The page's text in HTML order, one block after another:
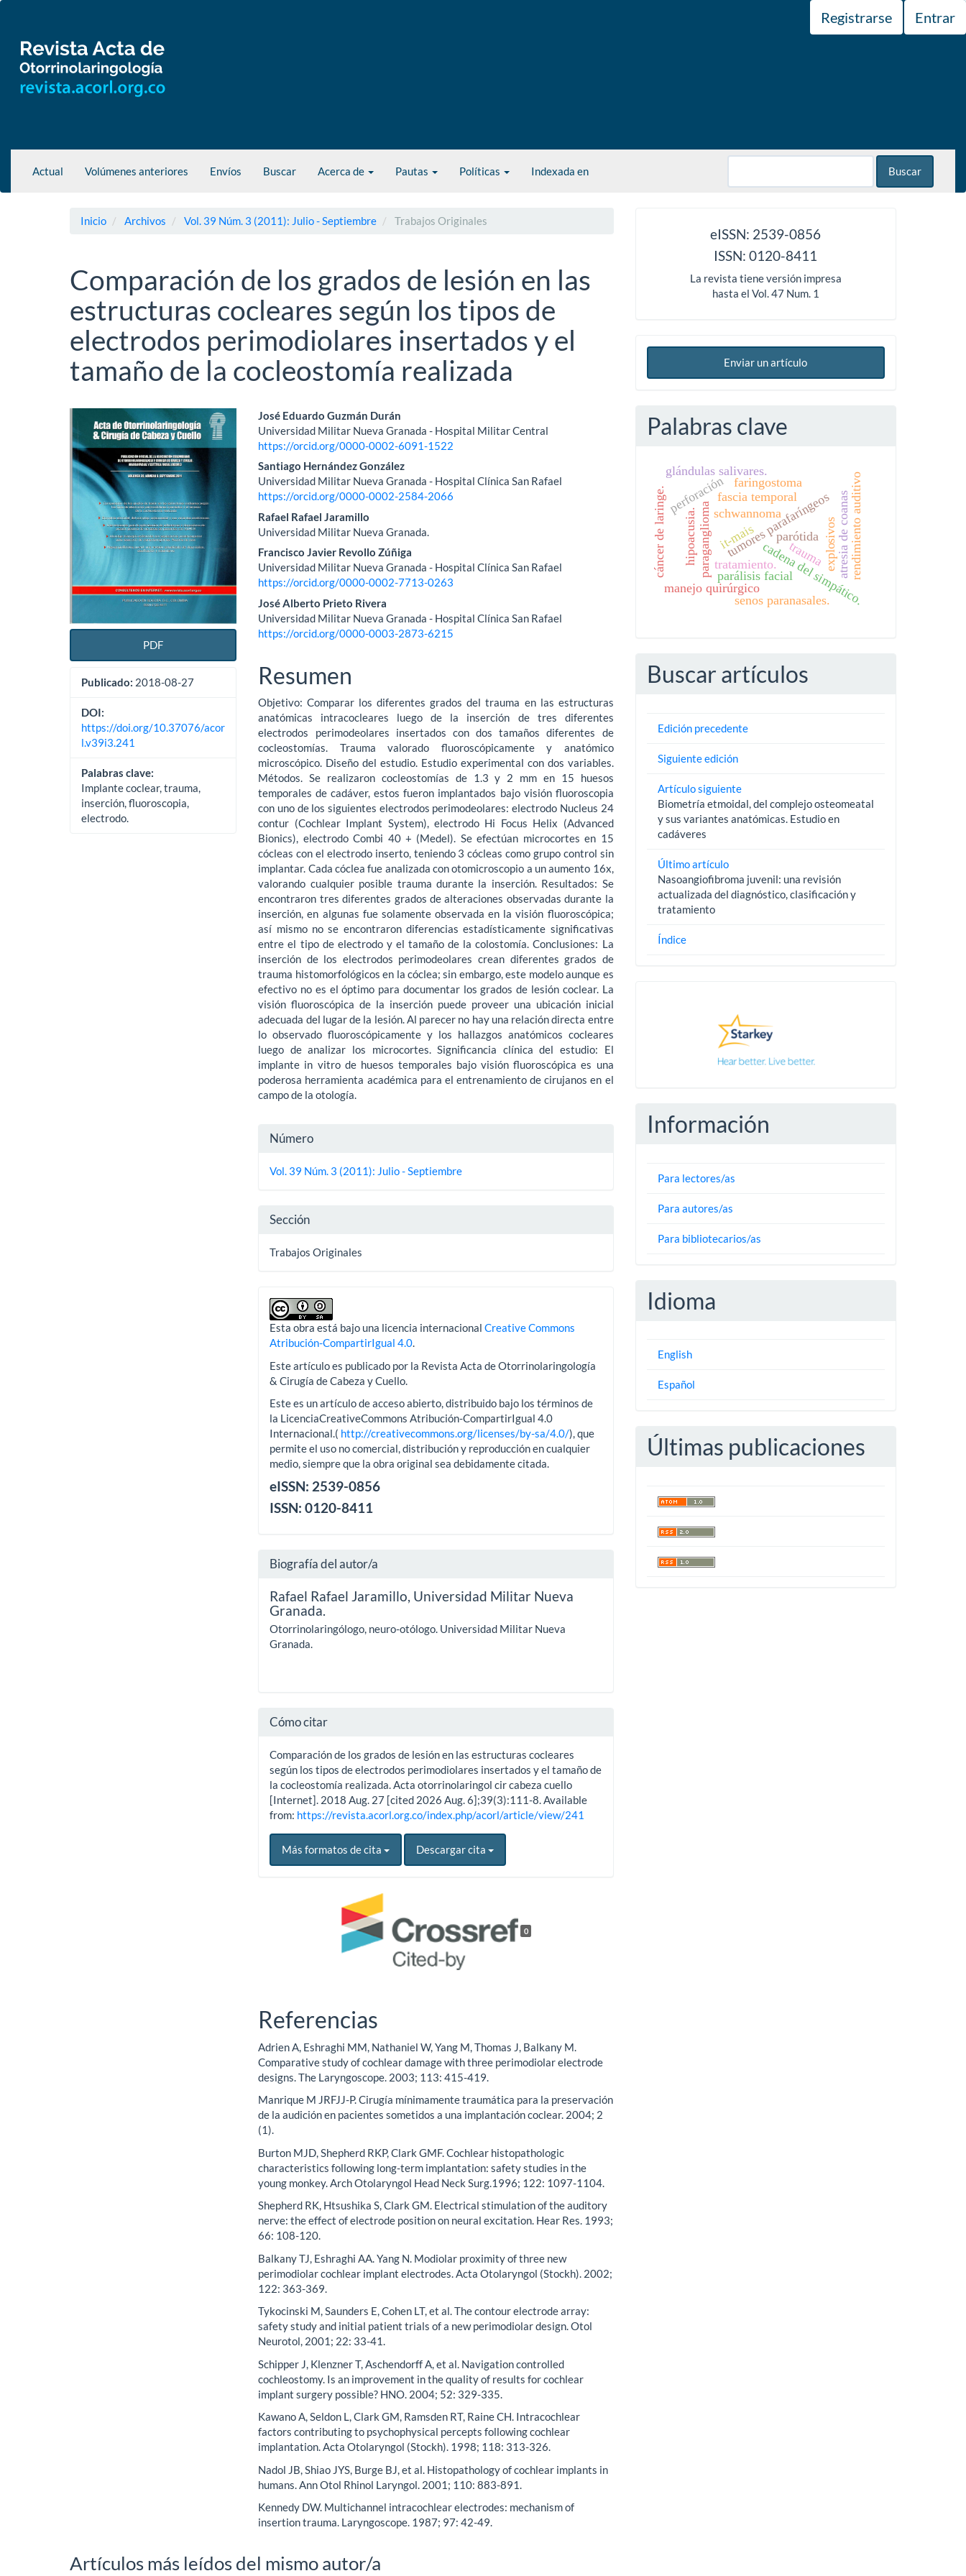
principal
Barra
lateral
Registrarse Entrar
Actual Volúmenes anteriores Envíos Buscar Acerca de Pautas Políticas Indexada en Buscar
Inicio Archivos Vol. 39 Núm. 3 (2011): Julio - Septiembre Trabajos Originales
Comparación de los grados de lesión en las
estructuras cocleares según los tipos de
electrodos perimodiolares insertados y el
tamaño de la cocleostomía realizada
Barra
lateral
del
artículo
PDF
Publicado: 2018-08-27
DOI:
https://doi.org/10.37076/acor
l.v39i3.241
Palabras clave:
Implante coclear, trauma,
inserción, fluoroscopia,
electrodo.
Contenido
principal
del
artículo
José Eduardo Guzmán Durán
Universidad Militar Nueva Granada - Hospital Militar Central
https://orcid.org/0000-0002-6091-1522
Santiago Hernández González
Universidad Militar Nueva Granada - Hospital Clínica San Rafael
https://orcid.org/0000-0002-2584-2066
Rafael Rafael Jaramillo
Universidad Militar Nueva Granada.
Francisco Javier Revollo Zúñiga
Universidad Militar Nueva Granada - Hospital Clínica San Rafael
https://orcid.org/0000-0002-7713-0263
José Alberto Prieto Rivera
Universidad Militar Nueva Granada - Hospital Clínica San Rafael
https://orcid.org/0000-0003-2873-6215
Resumen
Objetivo: Comparar los diferentes grados del trauma en las estructuras
anatómicas intracocleares luego de la inserción de tres diferentes
electrodos perimodeolares insertados con dos tamaños diferentes de
cocleostomías. Trauma valorado fluoroscópicamente y anatómico
microscópico. Diseño del estudio. Estudio experimental con dos variables.
Métodos. Se realizaron cocleostomías de 1.3 y 2 mm en 15 huesos
temporales de cadáver, estos fueron implantados bajo visión fluoroscopia
con uno de los siguientes electrodos perimodeolares: electrodo Nucleus 24
contur (Cochlear Implant System), electrodo Hi Focus Helix (Advanced
Bionics), electrodo Combi 40 + (Medel). Se efectúan microcortes en 15
cócleas con el electrodo inserto, teniendo 3 cócleas como grupo control sin
implantar. Cada cóclea fue analizada con otomicroscopio a un aumento 16x,
valorando cualquier posible trauma durante la inserción. Resultados: Se
encontraron tres diferentes grados de alteraciones observadas durante la
inserción, en algunas fue solamente observada en la visión fluoroscópica;
así mismo no se encontraron diferencias estadísticamente significativas
entre el tipo de electrodo y el tamaño de la colostomía. Conclusiones: La
inserción de los electrodos perimodeolares crean diferentes grados de
trauma histomorfológicos en la cóclea; sin embargo, este modelo aunque es
efectivo no es el óptimo para documentar los grados de lesión coclear. La
visión fluoroscópica de la inserción puede proveer una ubicación inicial
adecuada del lugar de la lesión. Al parecer no hay una relación directa entre
lo observado fluoroscópicamente y los hallazgos anatómicos cocleares
luego de analizar los microcortes. Significancia clínica del estudio: El
implante in vitro de huesos temporales bajo visión fluoroscópica es una
poderosa herramienta académica para el entrenamiento de cirujanos en el
campo de la otología.
Detalles
del
Número
Vol. 39 Núm. 3 (2011): Julio - Septiembre
Sección
Trabajos Originales
Esta obra está bajo una licencia internacionalCreative Commons
Atribución-CompartirIgual 4.0.
Este artículo es publicado por la Revista Acta de Otorrinolaringología
& Cirugía de Cabeza y Cuello.
Este es un artículo de acceso abierto, distribuido bajo los términos de
la LicenciaCreativeCommons Atribución-CompartirIgual 4.0
Internacional.( http://creativecommons.org/licenses/by-sa/4.0/), que
permite el uso no comercial, distribución y reproducción en cualquier
medio, siempre que la obra original sea debidamente citada.
eISSN: 2539-0856
ISSN: 0120-8411
Biografía del autor/a
Rafael Rafael Jaramillo, Universidad Militar Nueva
Granada.
Otorrinolaringólogo, neuro-otólogo. Universidad Militar Nueva
Granada.
Cómo citar
Comparación de los grados de lesión en las estructuras cocleares
según los tipos de electrodos perimodiolares insertados y el tamaño de
la cocleostomía realizada. Acta otorrinolaringol cir cabeza cuello
[Internet]. 2018 Aug. 27 [cited 2026 Aug. 6];39(3):111-8. Available
from: https://revista.acorl.org.co/index.php/acorl/article/view/241
Más formatos de cita Descargar cita
0
Referencias
Adrien A, Eshraghi MM, Nathaniel W, Yang M, Thomas J, Balkany M.
Comparative study of cochlear damage with three perimodiolar electrode
designs. The Laryngoscope. 2003; 113: 415-419.
Manrique M JRFJJ-P. Cirugía mínimamente traumática para la preservación
de la audición en pacientes sometidos a una implantación coclear. 2004; 2
(1).
Burton MJD, Shepherd RKP, Clark GMF. Cochlear histopathologic
characteristics following long-term implantation: safety studies in the
young monkey. Arch Otolaryngol Head Neck Surg.1996; 122: 1097-1104.
Shepherd RK, Htsushika S, Clark GM. Electrical stimulation of the auditory
nerve: the effect of electrode position on neural excitation. Hear Res. 1993;
66: 108-120.
Balkany TJ, Eshraghi AA. Yang N. Modiolar proximity of three new
perimodiolar cochlear implant electrodes. Acta Otolaryngol (Stockh). 2002;
122: 363-369.
Tykocinski M, Saunders E, Cohen LT, et al. The contour electrode array:
safety study and initial patient trials of a new perimodiolar design. Otol
Neurotol, 2001; 22: 33-41.
Schipper J, Klenzner T, Aschendorff A, et al. Navigation controlled
cochleostomy. Is an improvement in the quality of results for cochlear
implant surgery possible? HNO. 2004; 52: 329-335.
Kawano A, Seldon L, Clark GM, Ramsden RT, Raine CH. Intracochlear
factors contributing to psychophysical percepts following cochlear
implantation. Acta Otolaryngol (Stockh). 1998; 118: 313-326.
Nadol JB, Shiao JYS, Burge BJ, et al. Histopathology of cochlear implants in
humans. Ann Otol Rhinol Laryngol. 2001; 110: 883-891.
Kennedy DW. Multichannel intracochlear electrodes: mechanism of
insertion trauma. Laryngoscope. 1987; 97: 42-49.
Artículos más leídos del mismo autor/a
eISSN: 2539-0856
ISSN: 0120-8411
La revista tiene versión impresa
hasta el Vol. 47 Num. 1
Enviar un artículo
Palabras clave
schwannoma
paragangliomatumores parafaríngeos
cadena del simpático.
atresia de coanas
manejo quirúrgico
senos paranasales.
perforación
traumaexplosivos
hipoacusia.
fascia temporal
parálisis facial
parótida
glándulas salivares.
tratamiento.
faringostoma
cáncer de laringe. rendimiento auditivo
it-mais
Buscar artículos
Edición precedente
Siguiente edición
Artículo siguiente
Biometría etmoidal, del complejo osteomeatal
y sus variantes anatómicas. Estudio en
cadáveres
Último artículo
Nasoangiofibroma juvenil: una revisión
actualizada del diagnóstico, clasificación y
tratamiento
Índice
Información
Para lectores/as
Para autores/as
Para bibliotecarios/as
Idioma
English
Español
Últimas publicaciones